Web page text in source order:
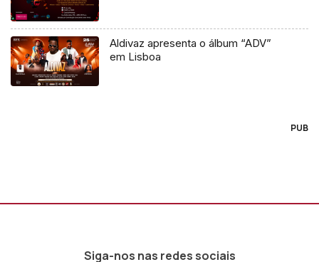
Aldivaz apresenta o álbum “ADV”
em Lisboa
PUB
Siga-nos nas redes sociais